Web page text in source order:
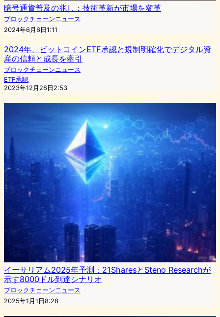
暗号通貨普及の兆し：技術革新が市場を変革
ブロックチェーンニュース
2024年6月6日1:11
2024年、ビットコインETF承認と規制明確化でデジタル資
産の信頼と成長を牽引
ブロックチェーンニュース
ETF承認
2023年12月28日2:53
イーサリアム2025年予測：21SharesとSteno Researchが
示す8000ドル到達シナリオ
ブロックチェーンニュース
2025年1月1日8:28